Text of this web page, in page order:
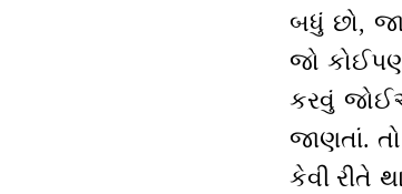
બધું છો,
જો
કરવું
જાણતાં.
કેવી રીતે